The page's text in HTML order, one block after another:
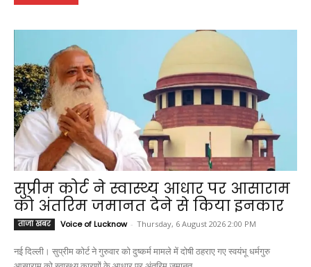
सुप्रीम कोर्ट ने स्वास्थ्य आधार पर आसाराम
को अंतरिम जमानत देने से किया इनकार
ताजा खबर Voice of Lucknow - Thursday, 6 August 2026 2:00 PM
नई दिल्ली। सुप्रीम कोर्ट ने गुरुवार को दुष्कर्म मामले में दोषी ठहराए गए स्वयंभू धर्मगुरु